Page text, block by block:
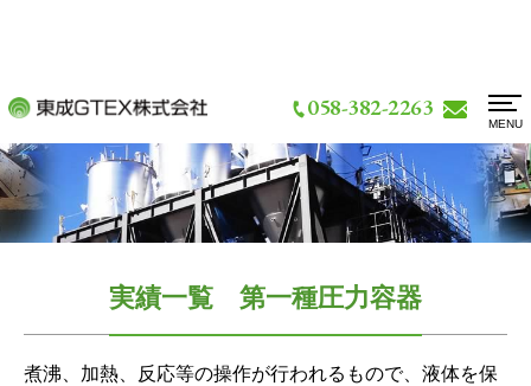
MENU
058-382-2263
実績一覧 第一種圧力容器
煮沸、加熱、反応等の操作が行われるもので、液体を保
お問い合わせ
新着情報 アクセス
設備情報